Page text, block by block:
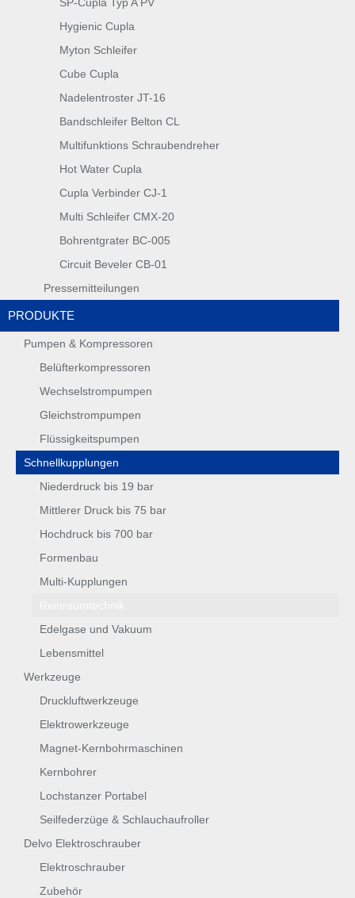
Hygienic Cupla
Myton Schleifer
Cube Cupla
Nadelentroster JT-16
Bandschleifer Belton CL
Multifunktions Schraubendreher
Hot Water Cupla
Cupla Verbinder CJ-1
Multi Schleifer CMX-20
Bohrentgrater BC-005
Circuit Beveler CB-01
Pressemitteilungen
PRODUKTE
Pumpen & Kompressoren
Belüfterkompressoren
Wechselstrompumpen
Gleichstrompumpen
Flüssigkeitspumpen
Schnellkupplungen
Niederdruck bis 19 bar
Mittlerer Druck bis 75 bar
Hochdruck bis 700 bar
Formenbau
Multi-Kupplungen
Edelgase und Vakuum
Lebensmittel
Werkzeuge
Druckluftwerkzeuge
Elektrowerkzeuge
Magnet-Kernbohrmaschinen
Kernbohrer
Lochstanzer Portabel
Seilfederzüge & Schlauchaufroller
Delvo Elektroschrauber
Elektroschrauber
Zubehör